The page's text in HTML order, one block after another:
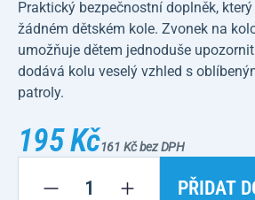
Praktický bezpečnostní doplněk,
žádném dětském kole. Zvonek na
umožňuje dětem jednoduše
dodává kolu veselý vzhled s
patroly.
195 Kč161 Kč bez DPH
PŘIDAT